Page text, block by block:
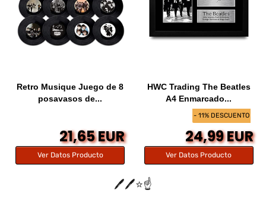
Retro Musique Juego de 8
posavasos de...
21,65 EUR
Ver Datos Producto
- 11% DESCUENTO
HWC Trading The Beatles
A4 Enmarcado...
24,99 EUR
Ver Datos Producto
🖊️🖊️⭐️☝️